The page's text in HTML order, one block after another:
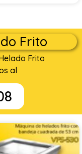
Frito
Frito
al